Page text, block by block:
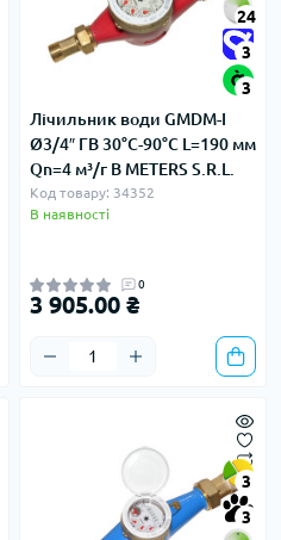
24
3
3
Лічильник води GMDM-I
Ø3/4″ ГВ 30°С-90°С L=190 мм
Qn=4 м³/г B METERS S.R.L.
Код товару: 34352
В наявності
0
3 905.00 ₴
3
3